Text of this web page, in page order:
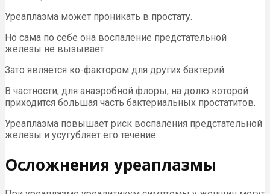
Уреаплазма может проникать в простату.
Но сама по себе она воспаление предстательной
железы не вызывает.
Зато является ко-фактором для других бактерий.
В частности, для анаэробной флоры, на долю которой
приходится большая часть бактериальных простатитов.
Уреаплазма повышает риск воспаления предстательной
железы и усугубляет его течение.
Осложнения уреаплазмы